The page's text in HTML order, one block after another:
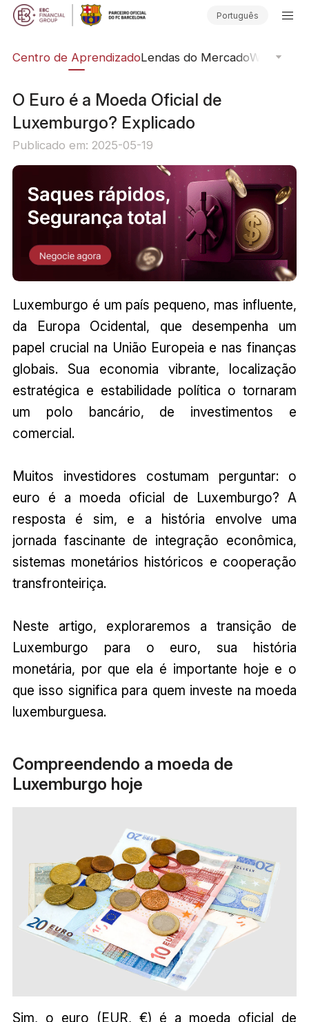
Português
Centro de AprendizadoLendas do MercadoWebinars
O Euro é a Moeda Oficial de
Luxemburgo? Explicado
Publicado em: 2025-05-19
Luxemburgo é um país pequeno, mas influente,
da Europa Ocidental, que desempenha um
papel crucial na União Europeia e nas finanças
globais. Sua economia vibrante, localização
estratégica e estabilidade política o tornaram
um polo bancário, de investimentos e
comercial.
Muitos investidores costumam perguntar: o
euro é a moeda oficial de Luxemburgo? A
resposta é sim, e a história envolve uma
jornada fascinante de integração econômica,
sistemas monetários históricos e cooperação
transfronteiriça.
Neste artigo, exploraremos a transição de
Luxemburgo para o euro, sua história
monetária, por que ela é importante hoje e o
que isso significa para quem investe na moeda
luxemburguesa.
Compreendendo a moeda de
Luxemburgo hoje
Sim, o euro (EUR, €) é a moeda oficial de